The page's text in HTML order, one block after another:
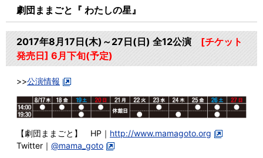
劇団ままごと『 わたしの星』
2017年8月17日(木)～27日(日) 全12公演 [チケット
発売日] 6月下旬(予定)
>>公演情報
【劇団ままごと】 HP｜ http://www.mamagoto.org
Twitter｜ @mama_goto